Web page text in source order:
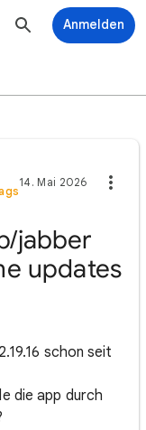
Anmelden
14. Mai 2026
jabber
updates
schon seit
die app durch